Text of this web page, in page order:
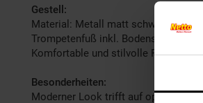
Gestell:
Material: Metall matt schwarz
Trompetenfuß inkl. Bodenschoner
Komfortable und stilvolle Fußstütze
Besonderheiten:
Moderner Look trifft auf optimalen